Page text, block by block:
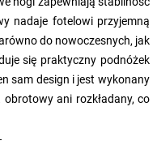
nadaje fotelowi przyjemną
do nowoczesnych, jak
się praktyczny podnóżek
sam design i jest wykonany
ani rozkładany, co